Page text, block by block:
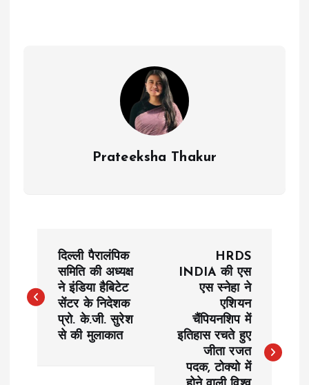
Prateeksha Thakur
s
दिल्ली पैरालंपिक
समिति की अध्यक्ष
ने इंडिया हैबिटेट
सेंटर के निदेशक
प्रो. के.जी. सुरेश
से की मुलाकात
HRDS
INDIA की एस
एस स्नेहा ने
एशियन
चैंपियनशिप में
इतिहास रचते हुए
जीता रजत
पदक, टोक्यो में